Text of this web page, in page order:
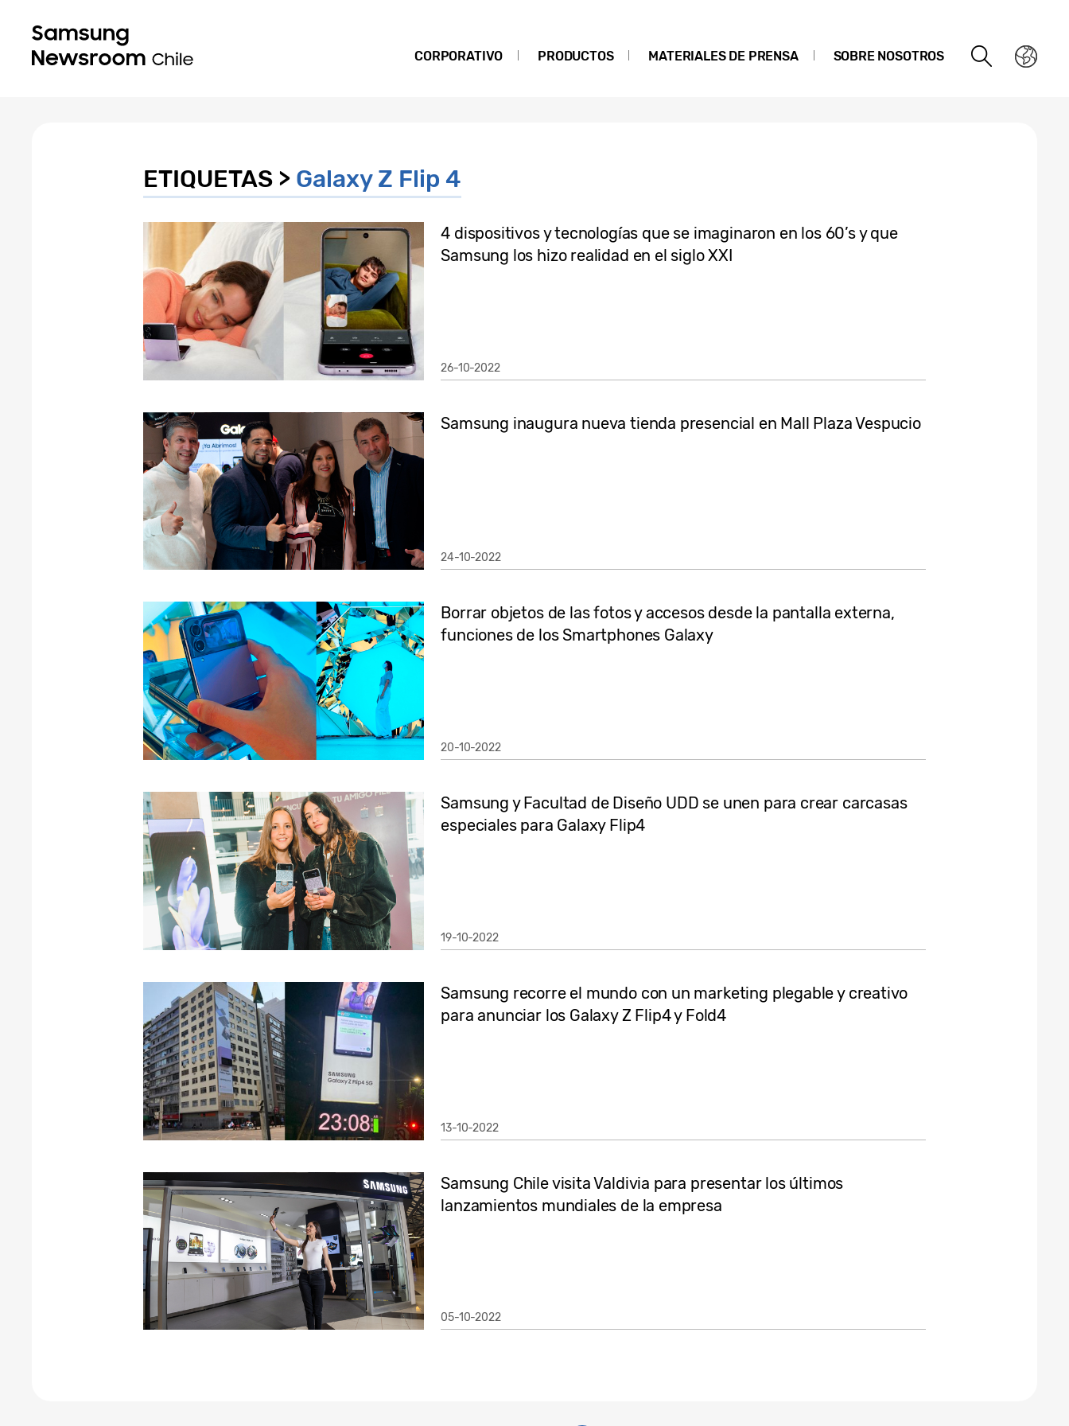
CORPORATIVO PRODUCTOS MATERIALES DE PRENSA SOBRE NOSOTROS
ETIQUETAS > Galaxy Z Flip 4
4 dispositivos y tecnologías que se imaginaron en los 60’s y que
Samsung los hizo realidad en el siglo XXI
26-10-2022
Samsung inaugura nueva tienda presencial en Mall Plaza Vespucio
24-10-2022
Borrar objetos de las fotos y accesos desde la pantalla externa,
funciones de los Smartphones Galaxy
20-10-2022
Samsung y Facultad de Diseño UDD se unen para crear carcasas
especiales para Galaxy Flip4
19-10-2022
Samsung recorre el mundo con un marketing plegable y creativo
para anunciar los Galaxy Z Flip4 y Fold4
13-10-2022
Samsung Chile visita Valdivia para presentar los últimos
lanzamientos mundiales de la empresa
05-10-2022